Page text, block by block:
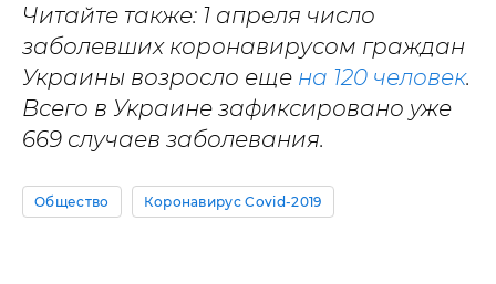
Читайте также: 1 апреля число
заболевших коронавирусом граждан
Украины возросло еще на 120 человек.
Всего в Украине зафиксировано уже
669 случаев заболевания.
Общество Коронавирус Covid-2019